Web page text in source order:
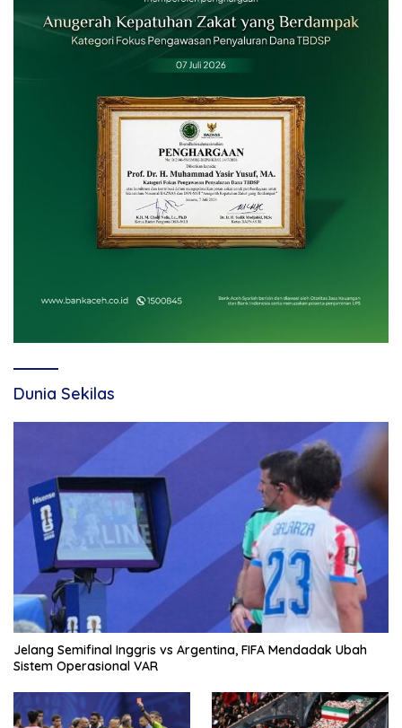
Dunia Sekilas
Jelang Semifinal Inggris vs Argentina, FIFA Mendadak Ubah
Sistem Operasional VAR